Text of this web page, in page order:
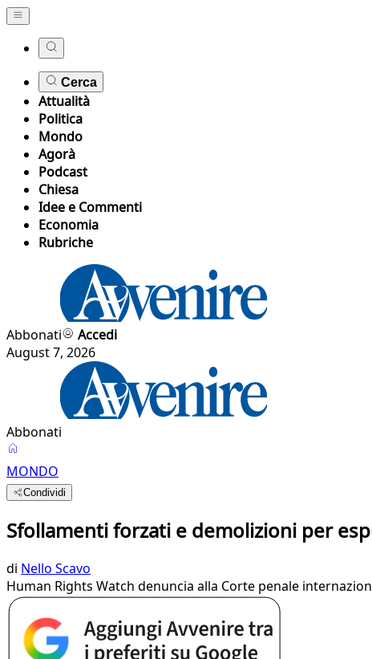
Cerca
Attualità
Politica
Mondo
Agorà
Podcast
Chiesa
Idee e Commenti
Economia
Rubriche
Abbonati
Accedi
August 7, 2026
Abbonati
MONDO
Condividi
Sfollamenti forzati e demolizioni per
di Nello Scavo
Human Rights Watch denuncia alla Corte penale